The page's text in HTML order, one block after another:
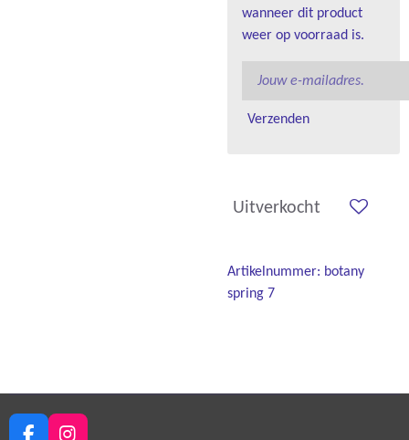
wanneer dit product
weer op voorraad is.
Verzenden
Uitverkocht
Artikelnummer: botany
spring 7